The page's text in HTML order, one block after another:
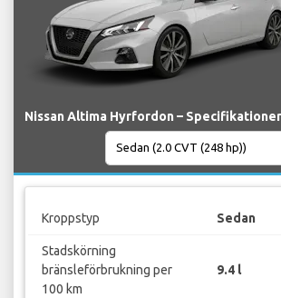
Nissan Altima Hyrfordon – Specifikationer
Kroppstyp Sedan
Stadskörning
bränsleförbrukning per
100 km
9.4 l